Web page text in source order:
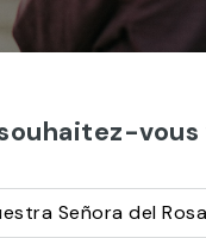
Señora del